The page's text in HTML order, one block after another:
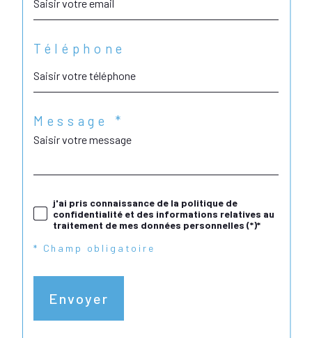
Téléphone
Message *
j'ai pris connaissance de la politique de
confidentialité et des informations relatives au
traitement de mes données personnelles (*)*
* Champ obligatoire
Envoyer